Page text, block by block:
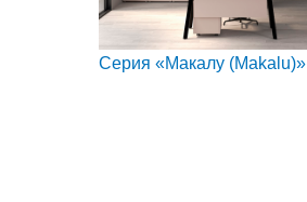
Серия «Макалу (Makalu)»